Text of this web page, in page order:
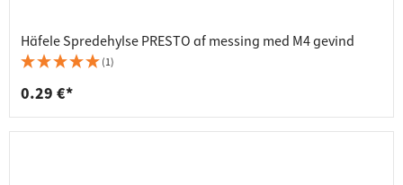
Häfele Spredehylse PRESTO af messing med M4 gevind
(1)
0.29 €*